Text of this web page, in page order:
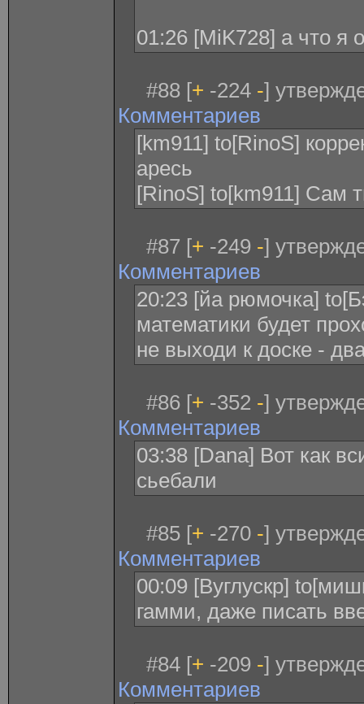
01:26 [MiK728] а что я
#88 [+ -224 -]
Комментариев
[km911] to[RinoS]
аресь
[RinoS] to[km911] Сам
#87 [+ -249 -]
Комментариев
20:23 [йа рюмочка]
математики будет
не выходи к доске -
#86 [+ -352 -]
Комментариев
03:38 [Dana] Вот как
сьебали
#85 [+ -270 -]
Комментариев
00:09 [Вуглускр]
гамми, даже писать
#84 [+ -209 -]
Комментариев